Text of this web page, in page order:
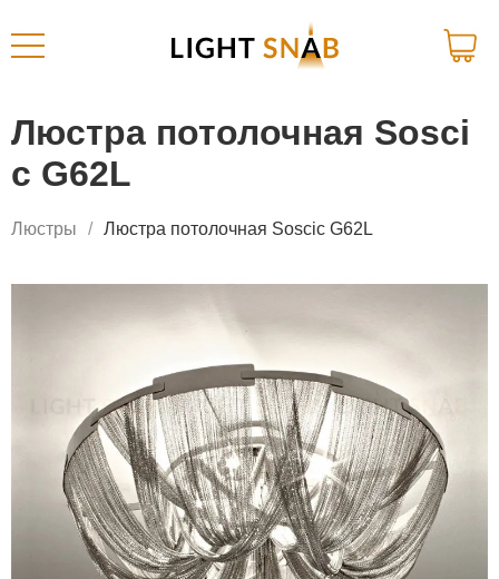
Люстра потолочная Sosci
c G62L
Люстры Люстра потолочная Soscic G62L